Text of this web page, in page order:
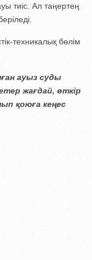
тиіс. Ал таңертең
техникалық бөлім
ауыз суды
жағдай, өткір
қоюға кеңес